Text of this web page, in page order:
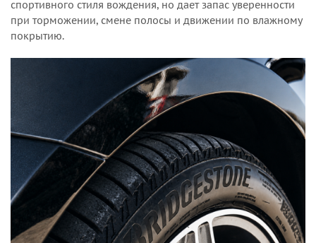
спортивного стиля вождения, но дает запас уверенности
при торможении, смене полосы и движении по влажному
покрытию.